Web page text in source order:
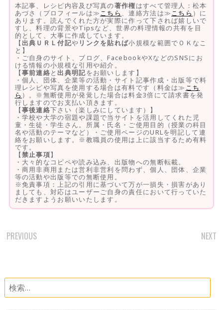
本記事、レシピ内容及び写真の著作権はすべて管理人：松本
あづさ（プロフィールは≫こちら 、連絡方法は≫こちら ）に
あります。読んでくれた方が実際に作って下されば嬉しいで
すし、料理の背景やTipsなど、世界の料理情報の共有を目
的として、大事に作成しています。
【 出典ＵＲＬ付記や リンクを貼れば小規模な範囲でＯＫなこ
と】
・ご自身のサイト、ブログ、FacebookやXなどのSNSにお
ける情報の小規模な引用や紹介。
【事前連絡と 出典明記をお願いします】
・個人、団体、企業等の活動・サイト記事作成・出版等で料
理レシピや写真を使用する場合は有料です（料金は≫ こち
ら ）。※無断使用が発覚した場合は料金3倍にて請求書を発
行しますのでお支払い頂きます。
【事後連絡下さい（楽しみにしています）】
・学校や大学の宿題や課題で当サイトを活用してくれた児
童・生徒・学生さん。所属・氏名・ご使用目的（授業の科目
名や活動のテーマなど）・ご使用ページのURLを明記して連
絡をお願いします。※教職員の使用は上に該当するため有料
です。
【禁止事項】
・大々的なコピペや読み込み、出版物への無断転載。
・商用非商用または営利非営利を問わず、個人、団体、企業
等の活動や出版等での無断使用。
※免責事項：上記の引用に基づいて万が一損失・損害があり
ましても、対応はユーザーご自身の責任において行っていた
だきますようお願いいたします。
POST
PREVIOUS NEXT
検
索: